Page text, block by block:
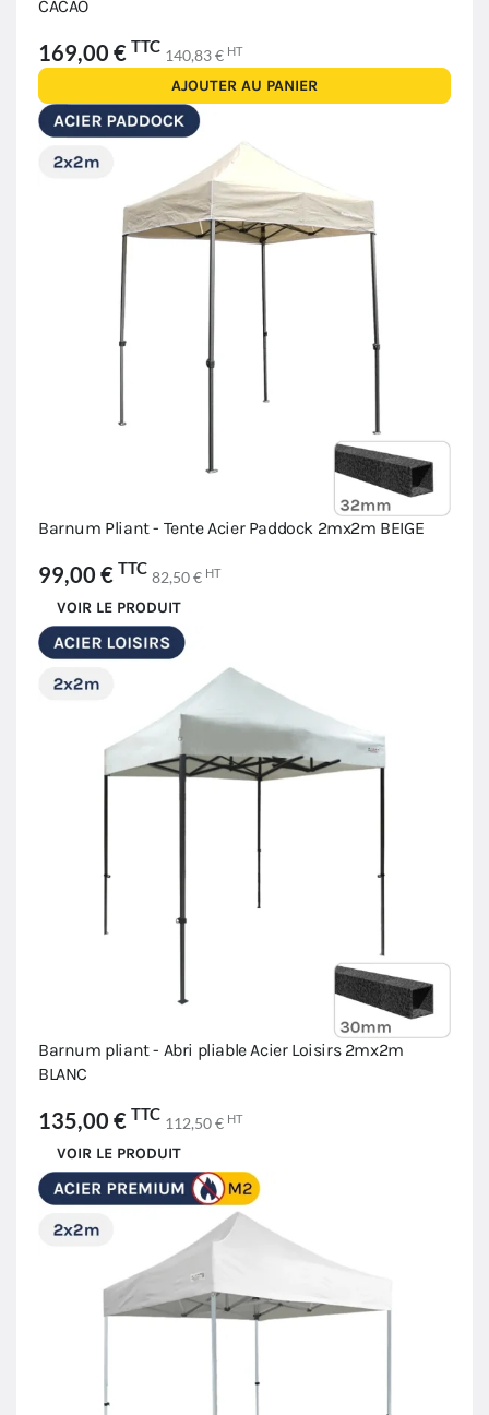
CACAO
169,00 € TTC 140,83 € HT
AJOUTER AU PANIER
Barnum Pliant - Tente Acier Paddock 2mx2m BEIGE
99,00 € TTC 82,50 € HT
VOIR LE PRODUIT
Barnum pliant - Abri pliable Acier Loisirs 2mx2m
BLANC
135,00 € TTC 112,50 € HT
VOIR LE PRODUIT